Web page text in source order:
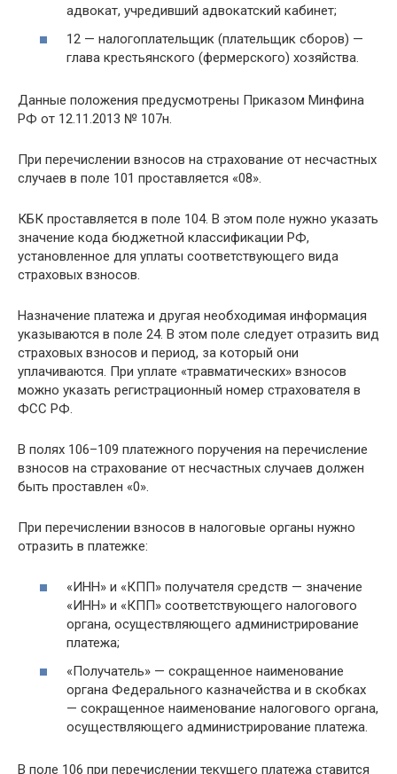
адвокат, учредивший адвокатский кабинет;
12 — налогоплательщик (плательщик сборов) —
глава крестьянского (фермерского) хозяйства.
Данные положения предусмотрены Приказом Минфина
РФ от 12.11.2013 № 107н.
При перечислении взносов на страхование от несчастных
случаев в поле 101 проставляется «08».
КБК проставляется в поле 104. В этом поле нужно указать
значение кода бюджетной классификации РФ,
установленное для уплаты соответствующего вида
страховых взносов.
Назначение платежа и другая необходимая информация
указываются в поле 24. В этом поле следует отразить вид
страховых взносов и период, за который они
уплачиваются. При уплате «травматических» взносов
можно указать регистрационный номер страхователя в
ФСС РФ.
В полях 106–109 платежного поручения на перечисление
взносов на страхование от несчастных случаев должен
быть проставлен «0».
При перечислении взносов в налоговые органы нужно
отразить в платежке:
«ИНН» и «КПП» получателя средств — значение
«ИНН» и «КПП» соответствующего налогового
органа, осуществляющего администрирование
платежа;
«Получатель» — сокращенное наименование
органа Федерального казначейства и в скобках
— сокращенное наименование налогового органа,
осуществляющего администрирование платежа.
В поле 106 при перечислении текущего платежа ставится